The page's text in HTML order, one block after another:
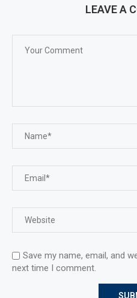
LEAVE A
Save my name, email, and
next time I comment.